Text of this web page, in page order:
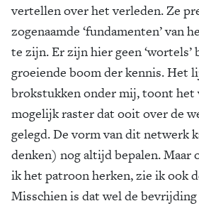
vertellen over het verleden. Ze
zogenaamde ‘fundamenten’ van
te zijn. Er zijn hier geen ‘wortels’
groeiende boom der kennis. Het
brokstukken onder mij, toont het
mogelijk raster dat ooit over de
gelegd. De vorm van dit netwerk
denken) nog altijd bepalen. Maar
ik het patroon herken, zie ik ook
Misschien is dat wel de